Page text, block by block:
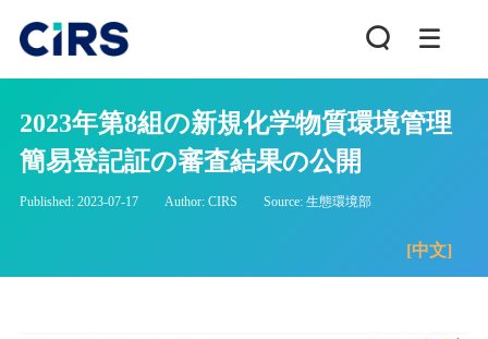
2023年第8組の新規化学物質環境管理
簡易登記証の審査結果の公開
Published: 2023-07-17 Author: CIRS Source: 生態環境部
[中文]